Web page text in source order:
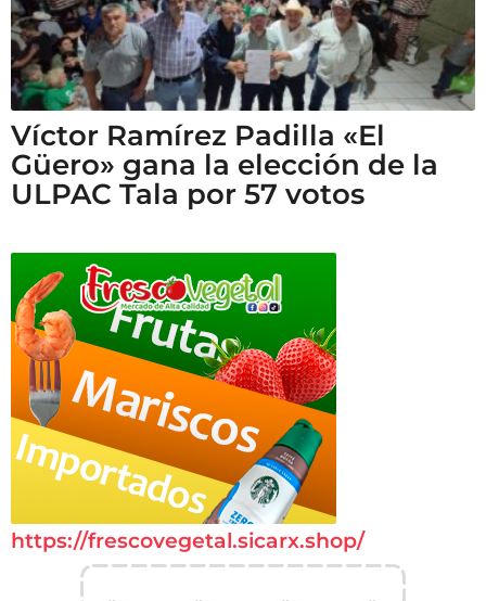
Víctor Ramírez Padilla «El
Güero» gana la elección de la
ULPAC Tala por 57 votos
https://frescovegetal.sicarx.shop/